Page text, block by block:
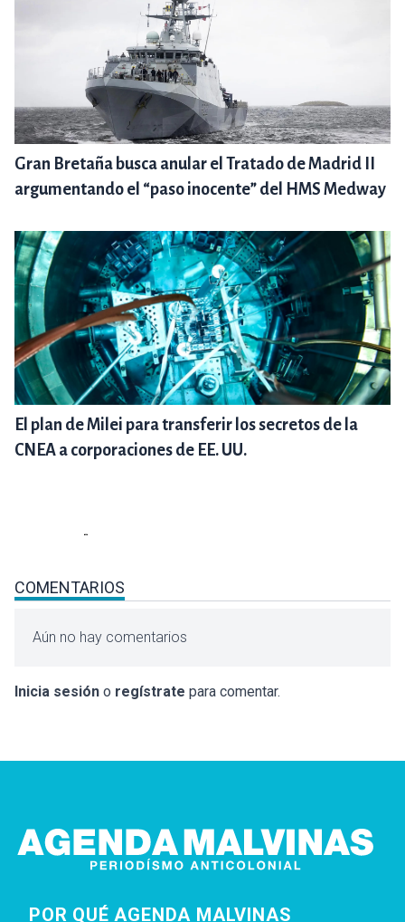
Gran Bretaña busca anular el Tratado de Madrid II
argumentando el “paso inocente” del HMS Medway
El plan de Milei para transferir los secretos de la
CNEA a corporaciones de EE. UU.
COMENTARIOS
Aún no hay comentarios
Inicia sesión o regístrate para comentar.
POR QUÉ AGENDA MALVINAS